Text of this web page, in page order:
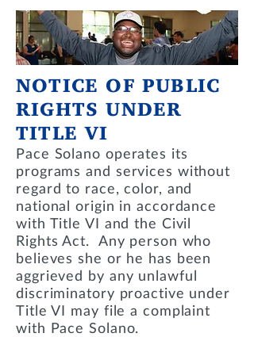
NOTICE OF PUBLIC
RIGHTS UNDER
TITLE VI
Pace Solano operates its
programs and services without
regard to race, color, and
national origin in accordance
with Title VI and the Civil
Rights Act. Any person who
believes she or he has been
aggrieved by any unlawful
discriminatory proactive under
Title VI may file a complaint
with Pace Solano.